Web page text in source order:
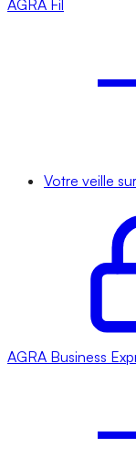
AGRA Fil
Votre veille
AGRA Business